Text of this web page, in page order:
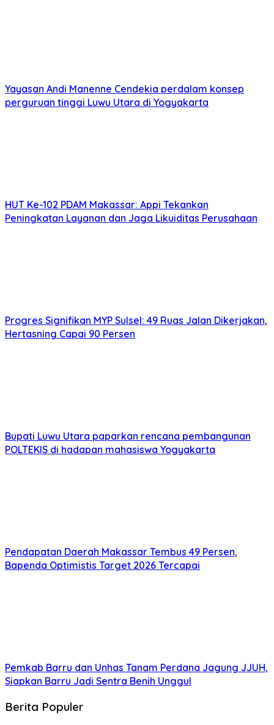
Yayasan Andi Manenne Cendekia perdalam konsep
perguruan tinggi Luwu Utara di Yogyakarta
HUT Ke-102 PDAM Makassar: Appi Tekankan
Peningkatan Layanan dan Jaga Likuiditas Perusahaan
Progres Signifikan MYP Sulsel: 49 Ruas Jalan Dikerjakan,
Hertasning Capai 90 Persen
Bupati Luwu Utara paparkan rencana pembangunan
POLTEKIS di hadapan mahasiswa Yogyakarta
Pendapatan Daerah Makassar Tembus 49 Persen,
Bapenda Optimistis Target 2026 Tercapai
Pemkab Barru dan Unhas Tanam Perdana Jagung JJUH,
Siapkan Barru Jadi Sentra Benih Unggul
Berita Populer